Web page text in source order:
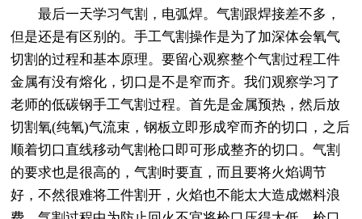
最后一天学习气割，电弧焊。气割跟焊接差不多，
但是还是有区别的。手工气割操作是为了加深体会氧气
切割的过程和基本原理。要留心观察整个气割过程工件
金属有没有熔化，切口是不是窄而齐。我们观察学习了
老师的低碳钢手工气割过程。首先是金属预热，然后放
切割氧(纯氧)气流束，钢板立即形成窄而齐的切口，之后
顺着切口直线移动气割枪口即可形成整齐的切口。气割
的要求也是很高的，气割时要直，而且要将火焰调节
好，不然很难将工件割开，火焰也不能太大造成燃料浪